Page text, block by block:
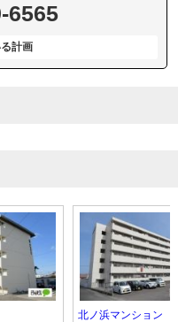
6565
計画
北ノ浜マンション